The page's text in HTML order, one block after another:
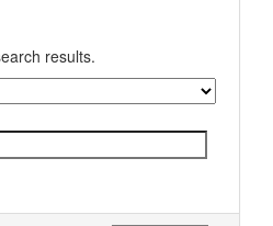
results.